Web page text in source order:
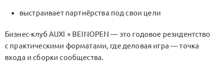
выстраивает партнёрства под свои цели
Бизнес-клуб AUXI × BEINOPEN — это годовое резидентство
с практическими форматами, где деловая игра — точка
входа и сборки сообщества.